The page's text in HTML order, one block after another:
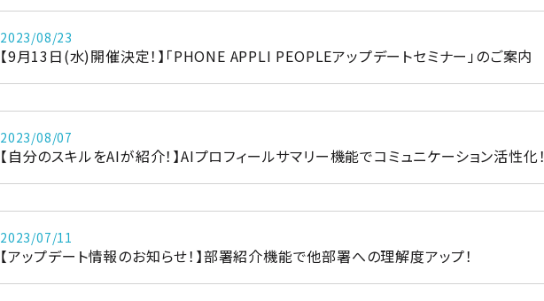
2023/08/23
【9月13日(水)開催決定！】「PHONE APPLI PEOPLEアップデートセミナー」のご案内​
2023/08/07
【自分のスキルをAIが紹介！】AIプロフィールサマリー機能でコミュニケーション活性化！
2023/07/11
【アップデート情報のお知らせ！】部署紹介機能で他部署への理解度アップ！